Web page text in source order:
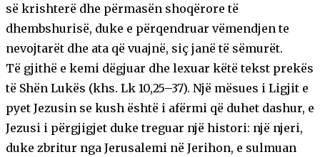
së krishterë dhe përmasën shoqërore të
dhembshurisë, duke e përqendruar vëmendjen te
nevojtarët dhe ata që vuajnë, siç janë të sëmurët.
Të gjithë e kemi dëgjuar dhe lexuar këtë tekst prekës
të Shën Lukës (khs. Lk 10,25–37). Një mësues i Ligjit e
pyet Jezusin se kush është i afërmi që duhet dashur, e
Jezusi i përgjigjet duke treguar një histori: një njeri,
duke zbritur nga Jerusalemi në Jerihon, e sulmuan